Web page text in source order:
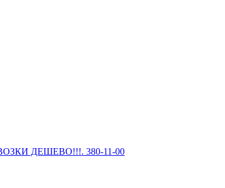
ДЕШЕВО!!!. 380-11-00